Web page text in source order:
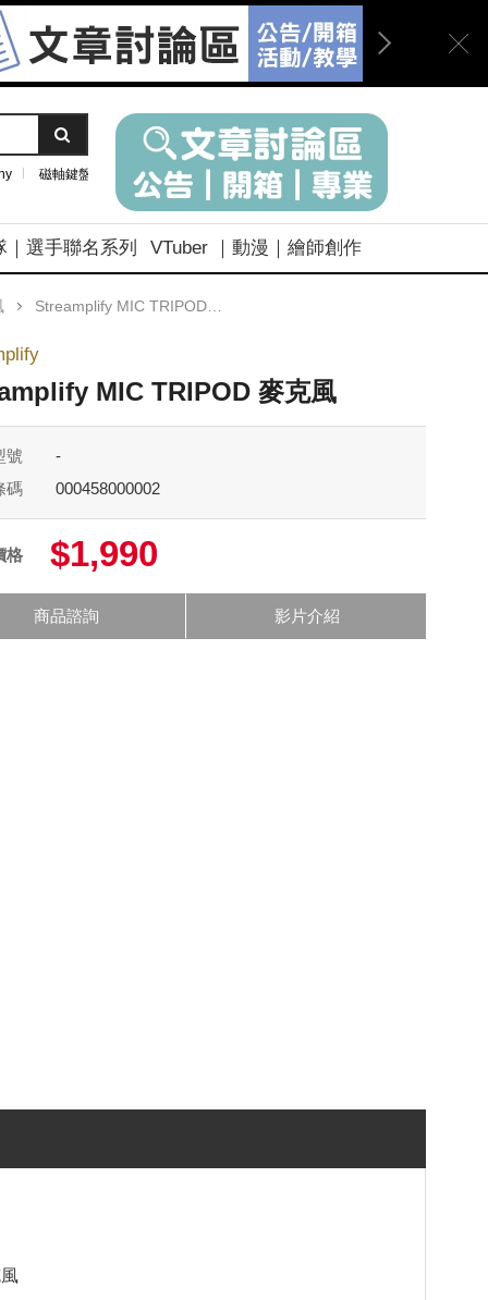
磁軸鍵盤
｜選手聯名系列 VTuber ｜動漫｜繪師創作
Streamplify MIC TRIPOD 麥克風
MIC TRIPOD 麥克風
號
-
碼
000458000002
格 $1,990
商品諮詢 影片介紹